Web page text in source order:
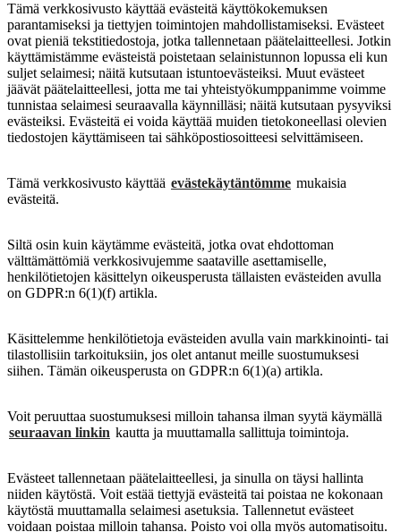
Tämä verkkosivusto käyttää evästeitä käyttökokemuksen
parantamiseksi ja tiettyjen toimintojen mahdollistamiseksi. Evästeet
ovat pieniä tekstitiedostoja, jotka tallennetaan päätelaitteellesi. Jotkin
käyttämistämme evästeistä poistetaan selainistunnon lopussa eli kun
suljet selaimesi; näitä kutsutaan istuntoevästeiksi. Muut evästeet
jäävät päätelaitteellesi, jotta me tai yhteistyökumppanimme voimme
tunnistaa selaimesi seuraavalla käynnilläsi; näitä kutsutaan pysyviksi
evästeiksi. Evästeitä ei voida käyttää muiden tietokoneellasi olevien
tiedostojen käyttämiseen tai sähköpostiosoitteesi selvittämiseen.
Tämä verkkosivusto käyttää evästekäytäntömme mukaisia ​​
evästeitä.
Siltä osin kuin käytämme evästeitä, jotka ovat ehdottoman
välttämättömiä verkkosivujemme saataville asettamiselle,
henkilötietojen käsittelyn oikeusperusta tällaisten evästeiden avulla
on GDPR:n 6(1)(f) artikla.
Käsittelemme henkilötietoja evästeiden avulla vain markkinointi- tai
tilastollisiin tarkoituksiin, jos olet antanut meille suostumuksesi
siihen. Tämän oikeusperusta on GDPR:n 6(1)(a) artikla.
Voit peruuttaa suostumuksesi milloin tahansa ilman syytä käymällä
seuraavan linkin kautta ja muuttamalla sallittuja toimintoja.
Evästeet tallennetaan päätelaitteellesi, ja sinulla on täysi hallinta
niiden käytöstä. Voit estää tiettyjä evästeitä tai poistaa ne kokonaan
käytöstä muuttamalla selaimesi asetuksia. Tallennetut evästeet
voidaan poistaa milloin tahansa. Poisto voi olla myös automatisoitu.